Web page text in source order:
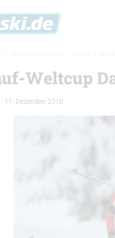
Weltcup
- 11. Dezember 2010